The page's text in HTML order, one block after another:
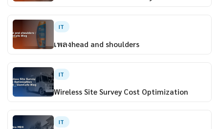
IT
เพลงhead and shoulders
IT
Wireless Site Survey Cost Optimization
IT